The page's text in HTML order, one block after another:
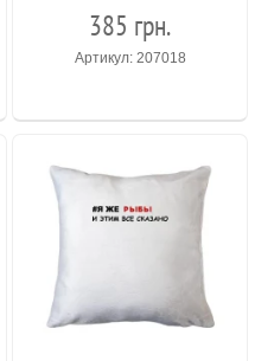
385 грн.
Артикул: 207018